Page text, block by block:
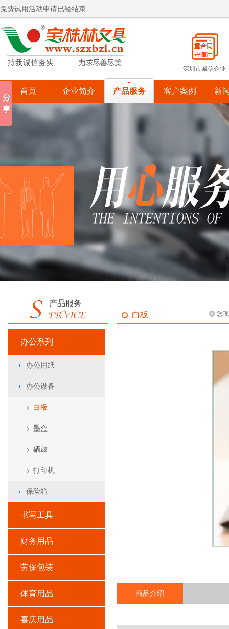
热烈祝贺宝株林入围罗湖政府采购供应商
宝株林关爱自闭症儿童
宝株林关爱自闭症儿童 深圳市诚信企业
首页 企业简介 产品服务 客户案例 新
产品服务
办公系列
办公用纸
办公设备
白板
墨盒
硒鼓
打印机
保险箱
书写工具
财务用品
劳保包装
体育用品
喜庆用品
白板 您
商品介绍